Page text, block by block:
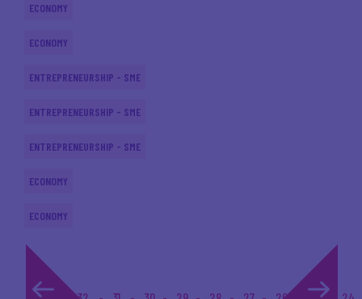
ECONOMY
ECONOMY
ENTREPRENEURSHIP - SME
ENTREPRENEURSHIP - SME
ENTREPRENEURSHIP - SME
ECONOMY
ECONOMY